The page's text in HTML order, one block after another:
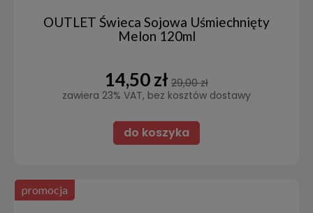
OUTLET Świeca Sojowa Uśmiechnięty
Melon 120ml
14,50 zł 29,00 zł
zawiera 23% VAT, bez kosztów dostawy
do koszyka
promocja